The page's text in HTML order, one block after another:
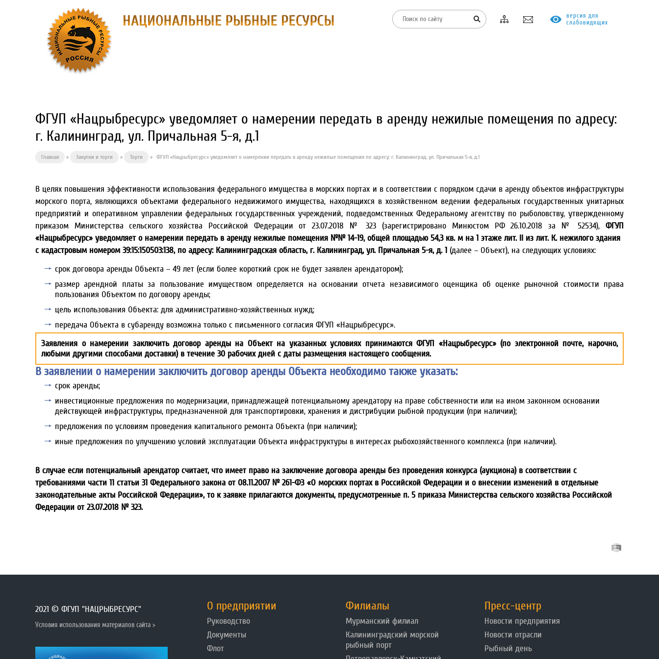
версия для
слабовидящих
ФГУП «Нацрыбресурс» уведомляет о намерении передать в аренду нежилые помещения по адресу:
г. Калининград, ул. Причальная 5-я, д.1
Главная » Закупки и торги » Торги » ФГУП «Нацрыбресурс» уведомляет о намерении передать в аренду нежилые помещения по адресу: г. Калининград, ул. Причальная 5-я, д.1
В целях повышения эффективности использования федерального имущества в морских портах и в соответствии с порядком сдачи в аренду объектов инфраструктуры
морского порта, являющихся объектами федерального недвижимого имущества, находящихся в хозяйственном ведении федеральных государственных унитарных
предприятий и оперативном управлении федеральных государственных учреждений, подведомственных Федеральному агентству по рыболовству, утвержденному
приказом Министерства сельского хозяйства Российской Федерации от 23.07.2018 № 323 (зарегистрировано Минюстом РФ 26.10.2018 за № 52534), ФГУП
«Нацрыбресурс» уведомляет о намерении передать в аренду нежилые помещения №№ 14-19, общей площадью 54,3 кв. м на 1 этаже лит. II из лит. К. нежилого здания
с кадастровым номером 39:15:150503:138, по адресу: Калининградская область, г. Калининград, ул. Причальная 5-я, д. 1 (далее – Объект), на следующих условиях:
срок договора аренды Объекта – 49 лет (если более короткий срок не будет заявлен арендатором);
размер арендной платы за пользование имуществом определяется на основании отчета независимого оценщика об оценке рыночной стоимости права
пользования Объектом по договору аренды;
цель использования Объекта: для административно-хозяйственных нужд;
передача Объекта в субаренду возможна только с письменного согласия ФГУП «Нацрыбресурс».
Заявления о намерении заключить договор аренды на Объект на указанных условиях принимаются ФГУП «Нацрыбресурс» (по электронной почте, нарочно,
любыми другими способами доставки) в течение 30 рабочих дней с даты размещения настоящего сообщения.
В заявлении о намерении заключить договор аренды Объекта необходимо также указать:
срок аренды;
инвестиционные предложения по модернизации, принадлежащей потенциальному арендатору на праве собственности или на ином законном основании
действующей инфраструктуры, предназначенной для транспортировки, хранения и дистрибуции рыбной продукции (при наличии);
предложения по условиям проведения капитального ремонта Объекта (при наличии);
иные предложения по улучшению условий эксплуатации Объекта инфраструктуры в интересах рыбохозяйственного комплекса (при наличии).
В случае если потенциальный арендатор считает, что имеет право на заключение договора аренды без проведения конкурса (аукциона) в соответствии с
требованиями части 11 статьи 31 Федерального закона от 08.11.2007 № 261-ФЗ «О морских портах в Российской Федерации и о внесении изменений в отдельные
законодательные акты Российской Федерации», то к заявке прилагаются документы, предусмотренные п. 5 приказа Министерства сельского хозяйства Российской
Федерации от 23.07.2018 № 323.
2021 © ФГУП "НАЦРЫБРЕСУРС"
Условия использования материалов сайта >
О предприятии
Руководство
Документы
Флот
Филиалы
Мурманский филиал
Калининградский морской
рыбный порт
Пресс-центр
Новости предприятия
Новости отрасли
Рыбный день